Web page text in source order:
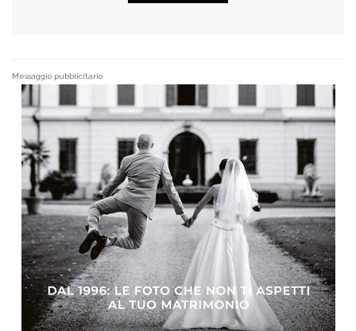
Messaggio pubblicitario